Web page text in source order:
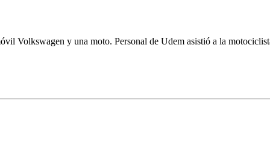
Volkswagen y una moto. Personal de Udem asistió a la